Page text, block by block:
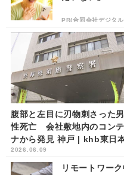
PR(合同会社デジタ
腹部と左目に刃物刺さった男
性死亡 会社敷地内のコンテ
ナから発見 神戸 | khb東日
放送
2026.06.09
リモートワー